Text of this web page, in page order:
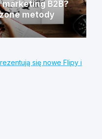
B2B?
metody
się nowe Flipy i